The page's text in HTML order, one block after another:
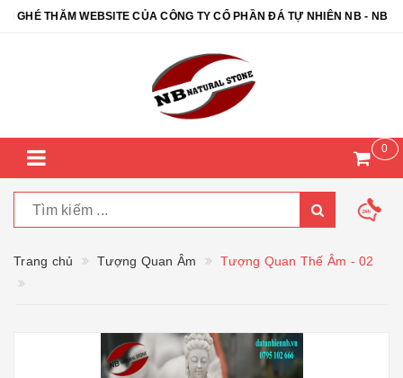
THĂM WEBSITE CỦA CÔNG TY CỔ PHẦN ĐÁ TỰ NHIÊN NB - NB
0
Trang chủ Tượng Quan Âm Tượng Quan Thế Âm - 02